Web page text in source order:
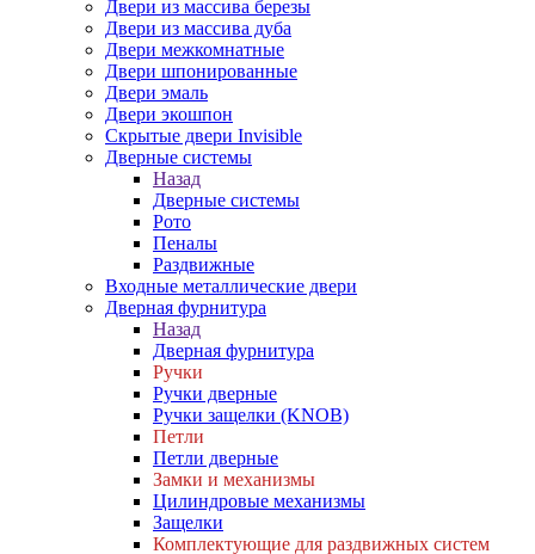
Двери из массива березы
Двери из массива дуба
Двери межкомнатные
Двери шпонированные
Двери эмаль
Двери экошпон
Скрытые двери Invisible
Дверные системы
Назад
Дверные системы
Рото
Пеналы
Раздвижные
Входные металлические двери
Дверная фурнитура
Назад
Дверная фурнитура
Ручки
Ручки дверные
Ручки защелки (KNOB)
Петли
Петли дверные
Замки и механизмы
Цилиндровые механизмы
Защелки
Комплектующие для раздвижных систем